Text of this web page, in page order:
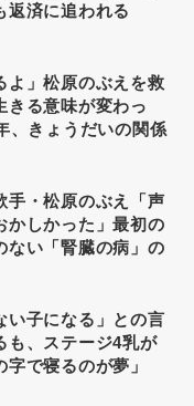
返済に追われる
よ」松原のぶえを救
きる意味が変わっ
、きょうだいの関係
手・松原のぶえ「声
かしかった」最初の
ない「腎臓の病」の
い子になる」との言
も、ステージ4乳が
で寝るのが夢」